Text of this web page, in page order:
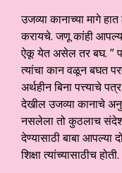
उजव्या कानाच्या मागे
करायचे. जणू कांही
ऐकू येत असेल तर बघ. ”
त्यांचा कान वळून बघत
अर्थहीन बिना पत्त्याचे
देखील उजव्या कानाचे
नसलेला तो कुठलाच संदेश
देण्यासाठी बाबा
शिक्षा त्यांच्यासाठीच होती.